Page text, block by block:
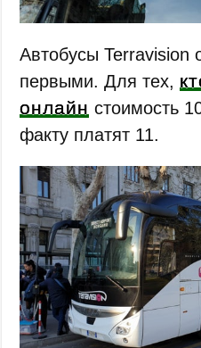
Автобусы Terravision
первыми. Для тех,
онлайн стоимость
факту платят 11.